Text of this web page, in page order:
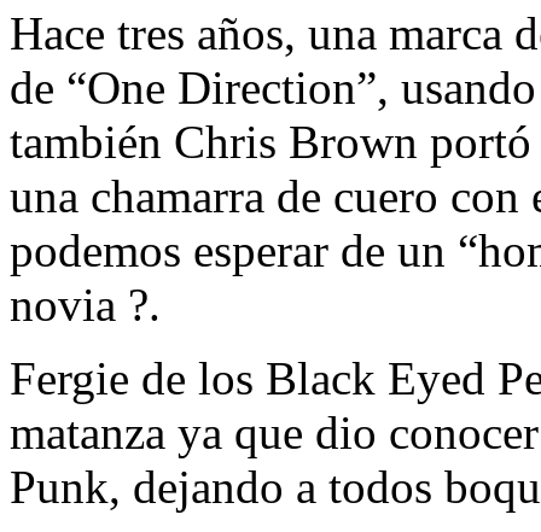
Hace tres años, una marca
de “One Direction”,
también Chris Brown portó
una chamarra de cuero
podemos esperar de un
novia ?.
Fergie de los Black Eyed
matanza ya que dio
Punk, dejando a todos